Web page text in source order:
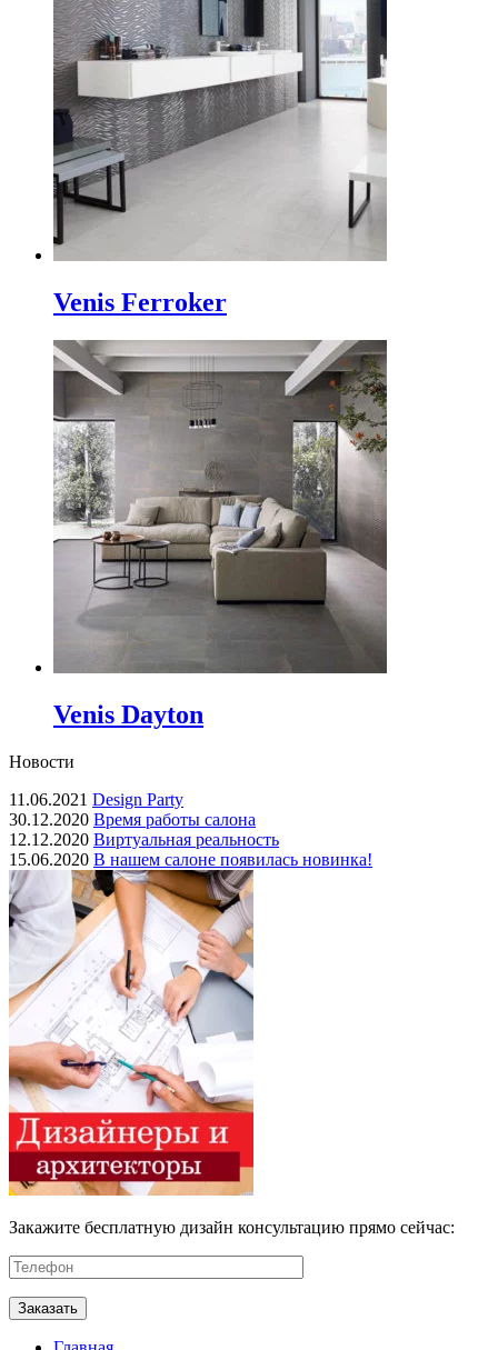
Venis Ferroker
Venis Dayton
Новости
11.06.2021 Design Party
30.12.2020 Время работы салона
12.12.2020 Виртуальная реальность
15.06.2020 В нашем салоне появилась новинка!
Закажите бесплатную дизайн консультацию прямо сейчас: